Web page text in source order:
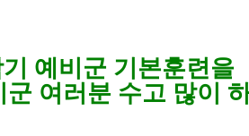
예비군 기본훈련을
군 여러분 수고 많이